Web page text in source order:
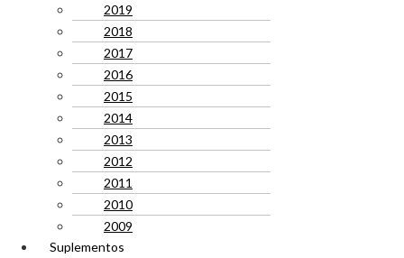
2019
2018
2017
2016
2015
2014
2013
2012
2011
2010
2009
Suplementos